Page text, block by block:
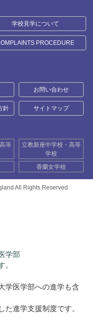
学校見学について
PROCEDURE
お問い合わせ
針 サイトマップ
等
立教新座中学校・高等
学校
香蘭女学校
All Rights Reserved.
学部
。
学医学部への進学も含
進学支援制度です。